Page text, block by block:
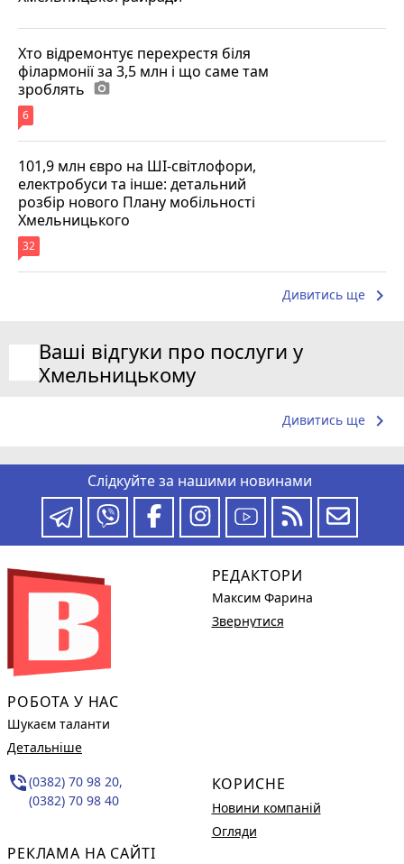
Хто відремонтує перехрестя біля
філармонії за 3,5 млн і що саме там
зроблять photo_camera
6
101,9 млн євро на ШІ-світлофори,
електробуси та інше: детальний
розбір нового Плану мобільності
Хмельницького
32
Дивитись ще keyboard_arrow_right
Ваші відгуки про послуги у
Хмельницькому
Дивитись ще keyboard_arrow_right
Слідкуйте за нашими новинами
РОБОТА У НАС
Шукаєм таланти
Детальніше
phone_in_talk(0382) 70 98 20,
(0382) 70 98 40
РЕКЛАМА НА САЙТІ
РЕДАКТОРИ
Максим Фарина
Звернутися
КОРИСНЕ
Новини компаній
Огляди